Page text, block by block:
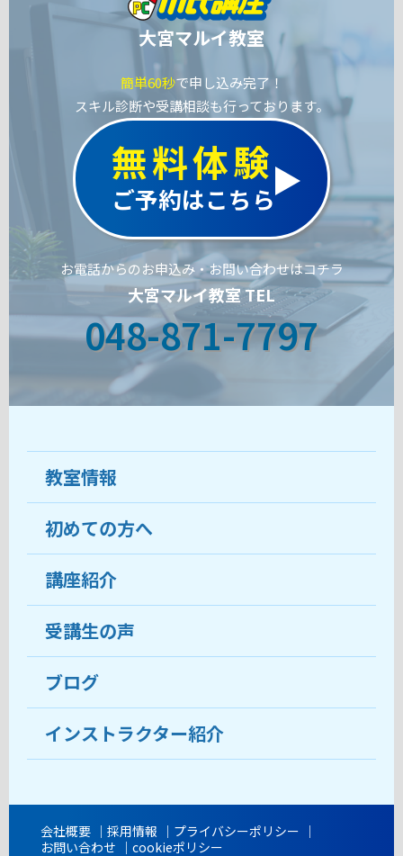
大宮マルイ教室
簡単60秒で申し込み完了！
スキル診断や受講相談も行っております。
無料体験
ご予約はこちら
お電話からのお申込み・お問い合わせはコチラ
大宮マルイ教室 TEL
048-871-7797
教室情報
教室について
受講生の声
おすすめ・人気の講座
目的から講座を探す
教室ブログ
初めての方へ
ココがおすすめ
料金
受講までの流れ
よくあるご質問
講座紹介
受講生の声
ブログ
インストラクター紹介
会社概要 採用情報
プライバシーポリシー
お問い合わせ
cookieポリシー